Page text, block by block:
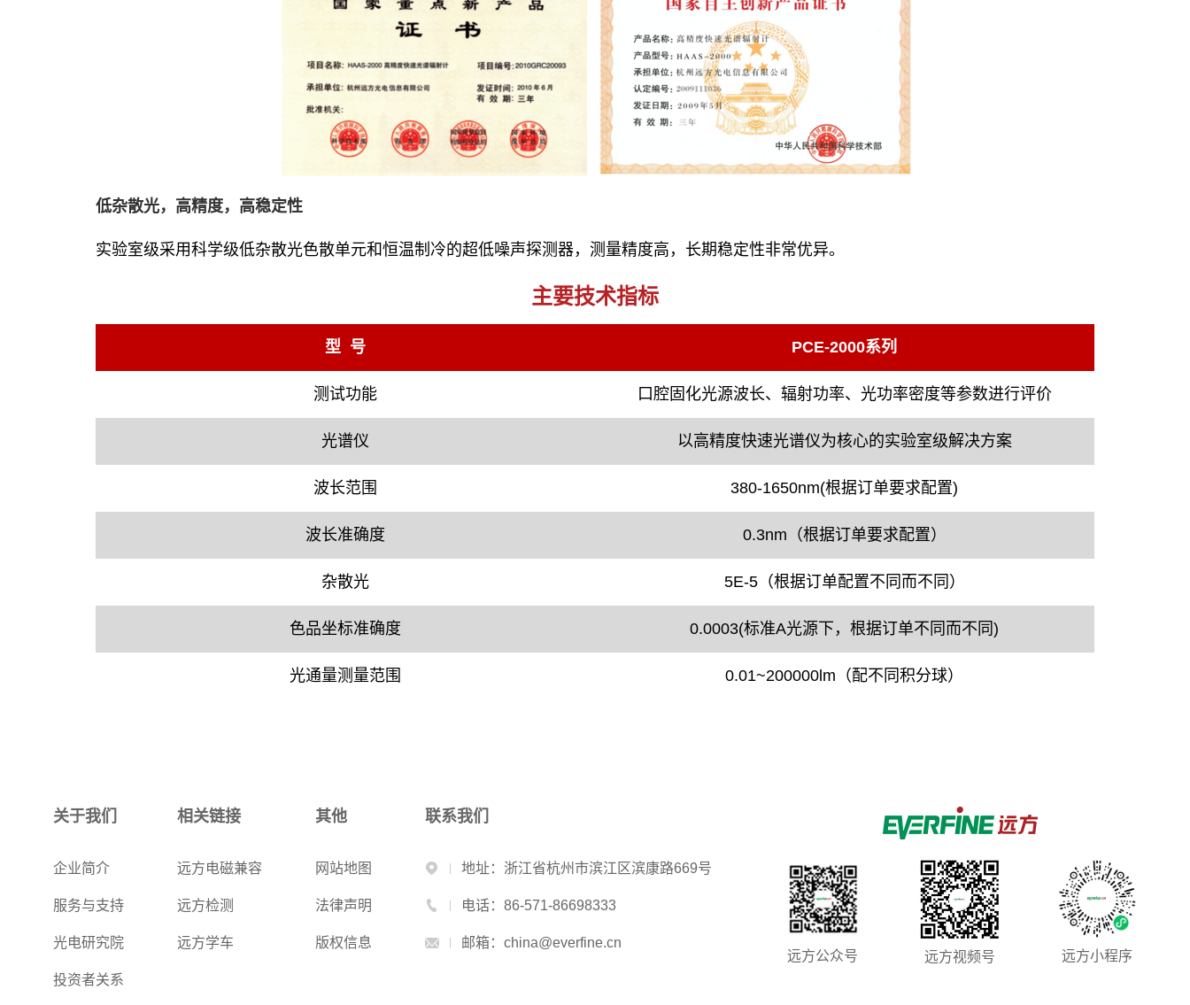
低杂散光，高精度，高稳定性
实验室级采用科学级低杂散光色散单元和恒温制冷的超低噪声探测器，测量精度高，长期稳定性非常优异。
主要技术指标
型 号 PCE-2000系列
测试功能 口腔固化光源波长、辐射功率、光功率密度等参数进行评价
光谱仪 以高精度快速光谱仪为核心的实验室级解决方案
波长范围 380-1650nm(根据订单要求配置)
波长准确度 0.3nm（根据订单要求配置）
杂散光 5E-5（根据订单配置不同而不同）
色品坐标准确度 0.0003(标准A光源下，根据订单不同而不同)
光通量测量范围 0.01~200000lm（配不同积分球）
关于我们
企业简介
服务与支持
光电研究院
投资者关系
相关链接
远方电磁兼容
远方检测
远方学车
其他
网站地图
法律声明
版权信息
联系我们
地址：浙江省杭州市滨江区滨康路669号
电话：86-571-86698333
邮箱：china@everfine.cn
远方公众号
远方视频号 远方小程序